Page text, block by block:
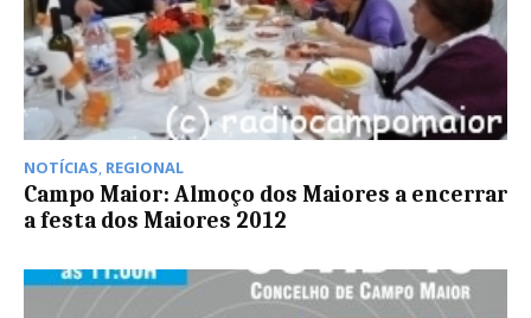
NOTÍCIAS, REGIONAL
Campo Maior: Almoço dos Maiores a encerrar
a festa dos Maiores 2012